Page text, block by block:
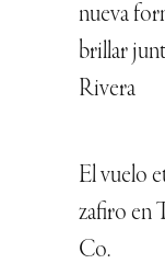
nueva
brillar
Rivera
El vuelo
zafiro en
Co.